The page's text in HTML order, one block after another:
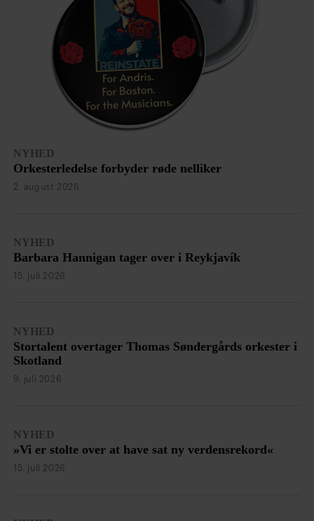
NYHED
Orkesterledelse forbyder røde nelliker
2. august 2026
NYHED
Barbara Hannigan tager over i Reykjavík
15. juli 2026
NYHED
Stortalent overtager Thomas Søndergårds orkester i
Skotland
9. juli 2026
NYHED
»Vi er stolte over at have sat ny verdensrekord«
15. juli 2026